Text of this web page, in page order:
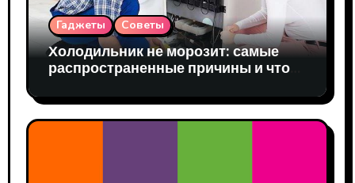
Гаджеты Советы
Холодильник не морозит: самые
распространенные причины и что